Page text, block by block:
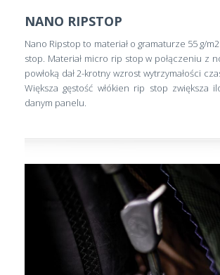
NANO RIPSTOP
Nano Ripstop to materiał o gramaturze 55 g/
stop. Materiał micro rip stop w połączeniu z
powłoką dał 2-krotny wzrost wytrzymałości
Większa gęstość włókien rip stop zwiększa
danym panelu.